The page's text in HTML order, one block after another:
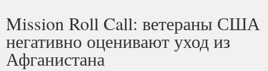
Mission Roll Call: ветераны США
негативно оценивают уход из
Афганистана